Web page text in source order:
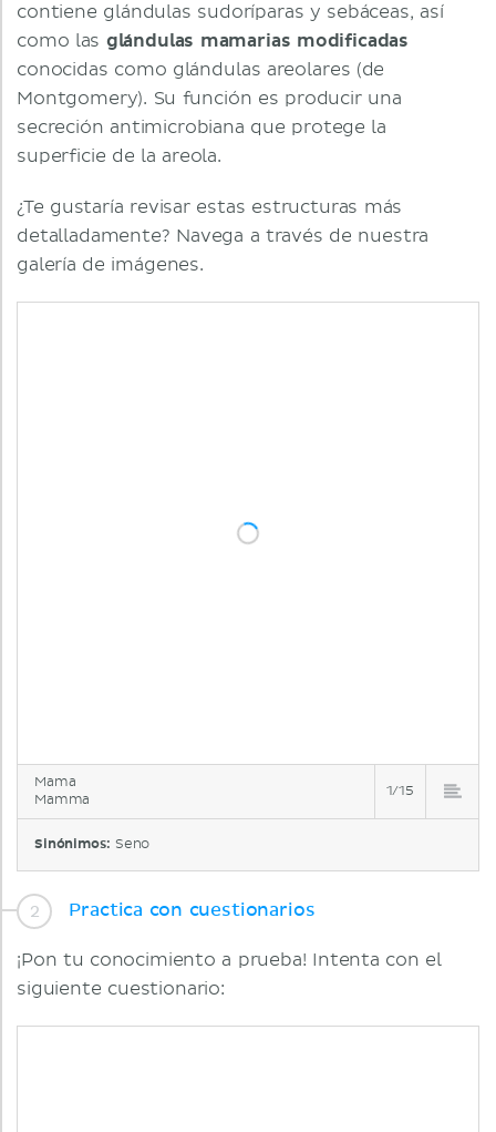
contiene glándulas sudoríparas y sebáceas, así
como las glándulas mamarias modificadas
conocidas como glándulas areolares (de
Montgomery). Su función es producir una
secreción antimicrobiana que protege la
superficie de la areola.
¿Te gustaría revisar estas estructuras más
detalladamente? Navega a través de nuestra
galería de imágenes.
Mama
Mamma
1/15
Sinónimos: Seno
Practica con cuestionarios
¡Pon tu conocimiento a prueba! Intenta con el
siguiente cuestionario: